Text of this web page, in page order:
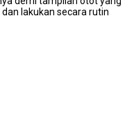
lakukan secara rutin